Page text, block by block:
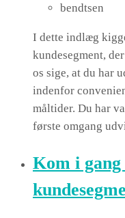
bendtsen
I dette indlæg
kundesegment,
os sige, at du har
indenfor
måltider. Du har
første omgang
Kom i gang